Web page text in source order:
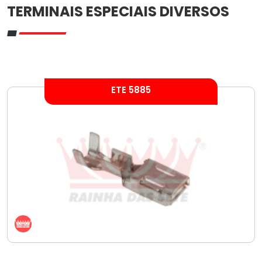
TERMINAIS ESPECIAIS DIVERSOS
ETE 5885